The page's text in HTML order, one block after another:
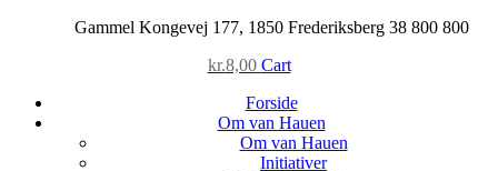
Gammel Kongevej 177, 1850 Frederiksberg 38 800 800
kr.8,00 Cart
Forside
Om van Hauen
Om van Hauen
Initiativer